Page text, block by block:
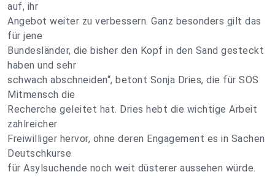
auf, ihr
Angebot weiter zu verbessern. Ganz besonders gilt das
für jene
Bundesländer, die bisher den Kopf in den Sand gesteckt
haben und sehr
schwach abschneiden“, betont Sonja Dries, die für SOS
Mitmensch die
Recherche geleitet hat. Dries hebt die wichtige Arbeit
zahlreicher
Freiwilliger hervor, ohne deren Engagement es in Sachen
Deutschkurse
für Asylsuchende noch weit düsterer aussehen würde.